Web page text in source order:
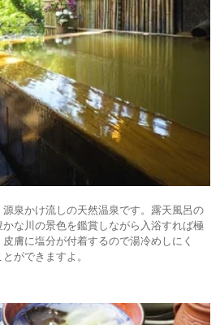
泉かけ流しの天然温泉です。露天風呂の
な川の景色を鑑賞しながら入浴すれば極
膚に塩分が付着するので湯冷めしにく
ができますよ。